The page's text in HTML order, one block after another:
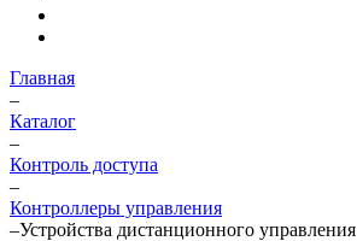
Главная
–
Каталог
–
Контроль доступа
–
Контроллеры управления
–Устройства дистанционного управления